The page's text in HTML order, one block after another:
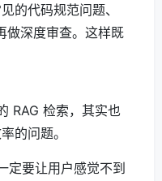
的代码规范问题、
做深度审查。这样既
RAG 检索，其实也
的问题。
定要让用户感觉不到